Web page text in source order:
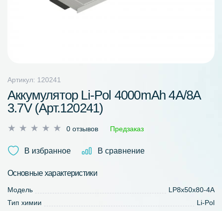
Артикул: 120241
Аккумулятор Li-Pol 4000mAh 4A/8A
3.7V (Арт.120241)
Оценка
из
0 отзывов Предзаказ
В избранное В сравнение
Основные характеристики
Модель
LP8x50x80-4A
Тип химии
Li-Pol